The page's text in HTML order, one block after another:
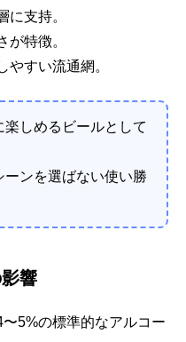
に支持。
が特徴。
やすい流通網。
しめるビールとして
ーンを選ばない使い勝
響
5%の標準的なアルコー